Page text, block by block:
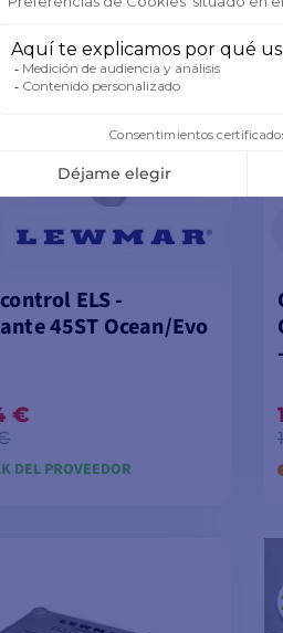
ELS -
45ST Ocean/Evo
€
DEL PROVEEDOR